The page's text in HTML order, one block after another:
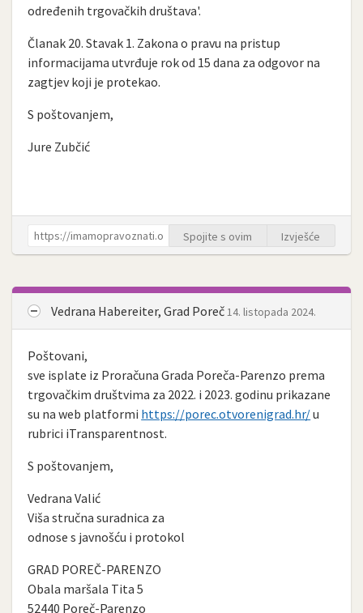
određenih trgovačkih društava'.
Članak 20. Stavak 1. Zakona o pravu na pristup
informacijama utvrđuje rok od 15 dana za odgovor na
zagtjev koji je protekao.
S poštovanjem,
Jure Zubčić
Spojite s ovim Izvješće
Vedrana Habereiter, Grad Poreč14. listopada 2024.
Poštovani,
sve isplate iz Proračuna Grada Poreča-Parenzo prema
trgovačkim društvima za 2022. i 2023. godinu prikazane
su na web platformi https://porec.otvorenigrad.hr/u
rubrici iTransparentnost.
S poštovanjem,
Vedrana Valić
Viša stručna suradnica za
odnose s javnošću i protokol
GRAD POREČ-PARENZO
Obala maršala Tita 5
52440 Poreč-Parenzo